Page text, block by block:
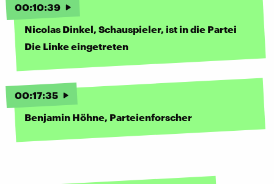
00:10:39
Nicolas Dinkel, Schauspieler, ist in die Partei
Die Linke eingetreten
00:17:35
Benjamin Höhne, Parteienforscher